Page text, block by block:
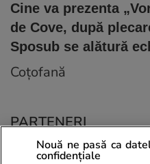
Cine va prezenta
de Cove, după
Sposub se alătură
Coțofană
PARTENERI
Nouă ne pasă ca
confidențiale